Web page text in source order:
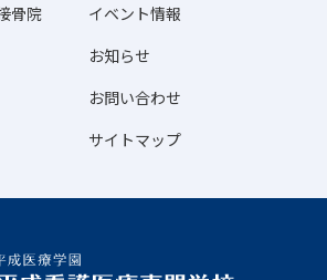
骨院
イベント情報
お知らせ
お問い合わせ
サイトマップ